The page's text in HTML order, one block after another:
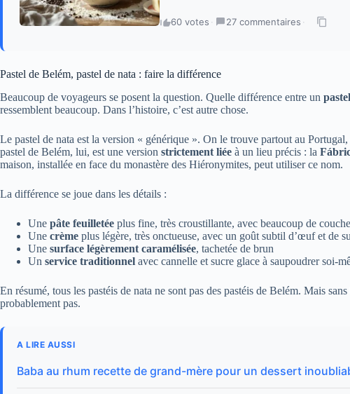
60 votes · 27 commentaires ·
Pastel de Belém, pastel de nata : faire la différence
Beaucoup de voyageurs se posent la question. Quelle différence entre un
ressemblent beaucoup. Dans l’histoire, c’est autre chose.
Le pastel de nata est la version « générique ». On le trouve partout au
pastel de Belém, lui, est une version strictement liée à un lieu précis : la
maison, installée en face du monastère des Hiéronymites, peut utiliser ce nom.
La différence se joue dans les détails :
Une pâte feuilletée plus fine, très croustillante, avec beaucoup de
Une crème plus légère, très onctueuse, avec un goût subtil d’œuf et de
Une surface légèrement caramélisée, tachetée de brun
Un service traditionnel avec cannelle et sucre glace à saupoudrer soi-
En résumé, tous les pastéis de nata ne sont pas des pastéis de Belém. Mais
probablement pas.
A LIRE AUSSI
Baba au rhum recette de grand-mère pour un dessert